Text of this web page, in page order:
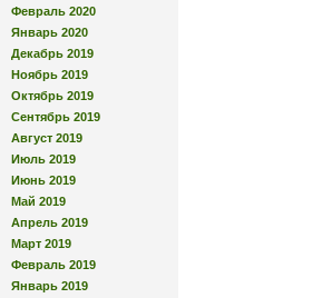
Февраль 2020
Январь 2020
Декабрь 2019
Ноябрь 2019
Октябрь 2019
Сентябрь 2019
Август 2019
Июль 2019
Июнь 2019
Май 2019
Апрель 2019
Март 2019
Февраль 2019
Январь 2019